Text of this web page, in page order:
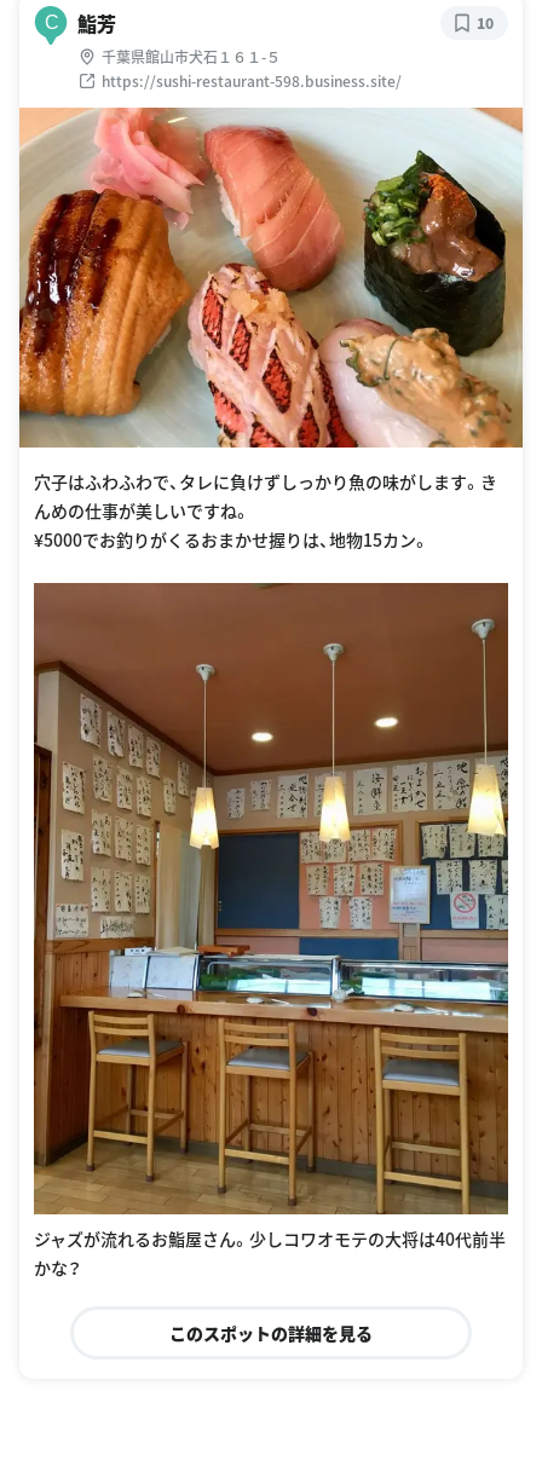
C 鮨芳
千葉県館山市犬石１６１-５
https://sushi-restaurant-598.business.site/
10
穴子はふわふわで、タレに負けずしっかり魚の味がします。き
んめの仕事が美しいですね。
¥5000でお釣りがくるおまかせ握りは、地物15カン。
ジャズが流れるお鮨屋さん。少しコワオモテの大将は40代前半
かな？
このスポットの詳細を見る